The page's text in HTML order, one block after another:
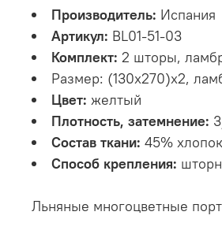
Производитель: Испания
Артикул: BL01-51-03
Комплект: 2 шторы,
Размер: (130х270)х2,
Цвет: желтый
Плотность, затемнение:
Состав ткани: 45%
Способ крепления:
Льняные многоцветные